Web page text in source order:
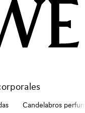
Candelabros